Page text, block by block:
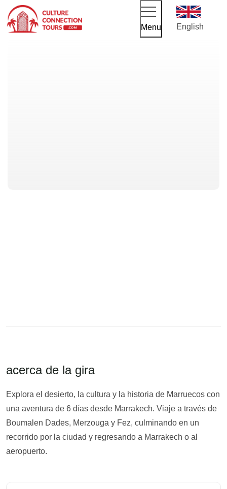
Menu English
acerca de la gira
Explora el desierto, la cultura y la historia de Marruecos con
una aventura de 6 días desde Marrakech. Viaje a través de
Boumalen Dades, Merzouga y Fez, culminando en un
recorrido por la ciudad y regresando a Marrakech o al
aeropuerto.